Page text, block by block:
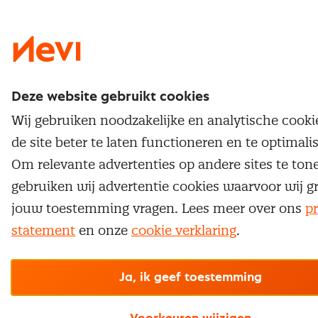
Nevi 2
Deze website gebruikt cookies
Wij gebruiken noodzakelijke en analytische
de site beter te laten functioneren en te
Om relevante advertenties op andere sites te
gebruiken wij advertentie cookies waarvoor wij
jouw toestemming vragen. Lees meer over ons
statement en onze cookie verklaring.
Ja, ik geef toestemming